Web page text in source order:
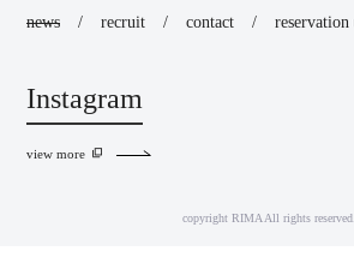
news
recruit contact reservation
Instagram
view more
copyright RIMA All rights reserved.